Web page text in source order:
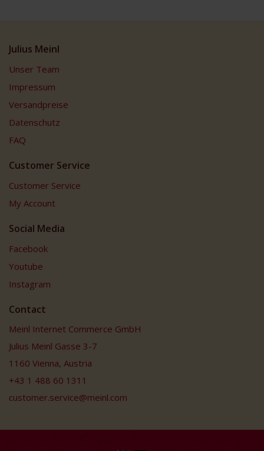
Julius Meinl
Unser Team
Impressum
Versandpreise
Datenschutz
FAQ
Customer Service
Customer Service
My Account
Social Media
Facebook
Youtube
Instagram
Contact
Meinl Internet Commerce GmbH
Julius Meinl Gasse 3-7
1160 Vienna, Austria
+43 1 488 60 1311
customer.service@meinl.com